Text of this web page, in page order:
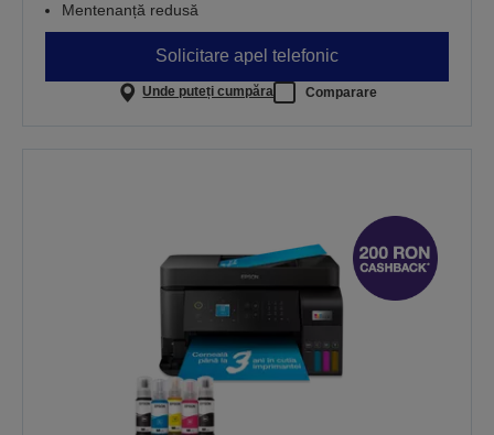
Mentenanță redusă
Solicitare apel telefonic
Unde puteți cumpăra Comparare